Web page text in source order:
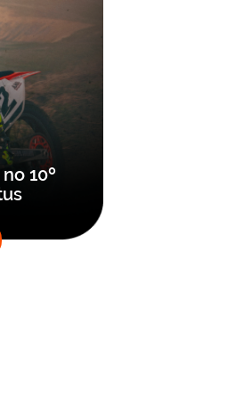
10º